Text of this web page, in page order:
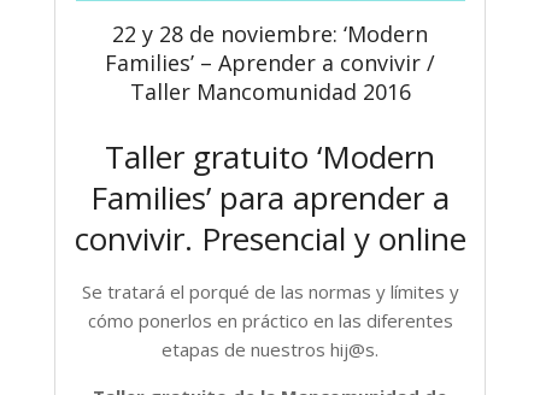
22 y 28 de noviembre: ‘Modern
Families’ – Aprender a convivir /
Taller Mancomunidad 2016
Taller gratuito ‘Modern
Families’ para aprender a
convivir. Presencial y online
Se tratará el porqué de las normas y límites y
cómo ponerlos en práctico en las diferentes
etapas de nuestros hij@s.